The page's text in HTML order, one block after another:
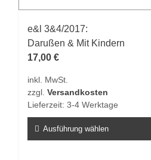
Varianten
auf.
Die
Optionen
auf
der
gewählt
werden
e&l 3&4/2017:
Darußen & Mit Kindern
17,00 €
inkl. MwSt.
zzgl. Versandkosten
Lieferzeit: 3-4 Werktage
Ausführung wählen